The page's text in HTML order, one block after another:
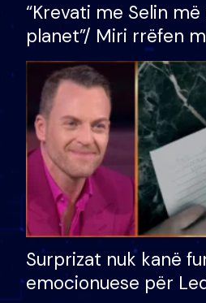
“Krevati me Selin
planet”/ Miri rrëfen
bukura në shtëpinë
mungojë zilja e
Surprizat nuk kanë
emocionuese për